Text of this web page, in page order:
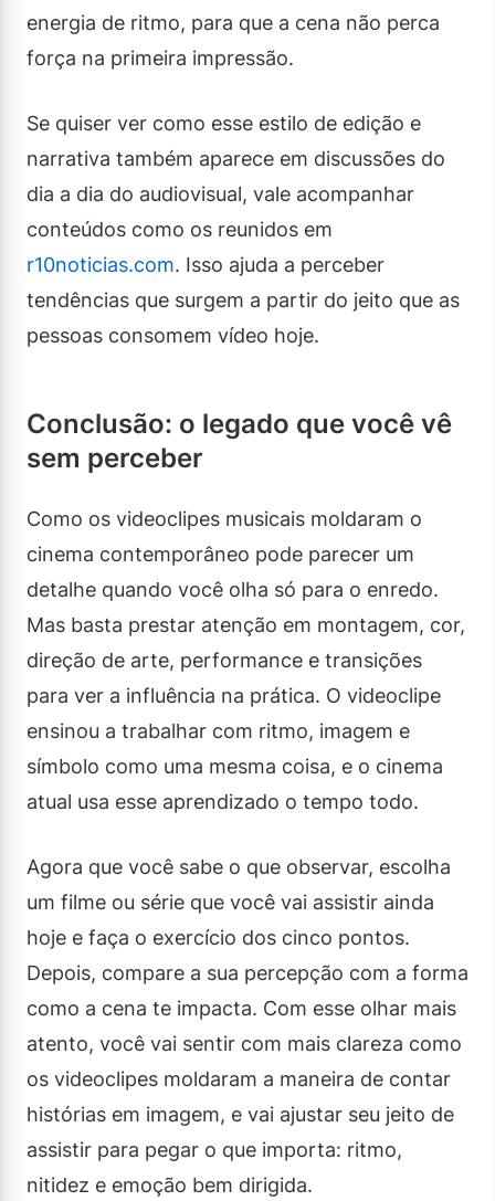
energia de ritmo, para que a cena não perca
força na primeira impressão.
Se quiser ver como esse estilo de edição e
narrativa também aparece em discussões do
dia a dia do audiovisual, vale acompanhar
conteúdos como os reunidos em
r10noticias.com. Isso ajuda a perceber
tendências que surgem a partir do jeito que as
pessoas consomem vídeo hoje.
Conclusão: o legado que você vê
sem perceber
Como os videoclipes musicais moldaram o
cinema contemporâneo pode parecer um
detalhe quando você olha só para o enredo.
Mas basta prestar atenção em montagem, cor,
direção de arte, performance e transições
para ver a influência na prática. O videoclipe
ensinou a trabalhar com ritmo, imagem e
símbolo como uma mesma coisa, e o cinema
atual usa esse aprendizado o tempo todo.
Agora que você sabe o que observar, escolha
um filme ou série que você vai assistir ainda
hoje e faça o exercício dos cinco pontos.
Depois, compare a sua percepção com a forma
como a cena te impacta. Com esse olhar mais
atento, você vai sentir com mais clareza como
os videoclipes moldaram a maneira de contar
histórias em imagem, e vai ajustar seu jeito de
assistir para pegar o que importa: ritmo,
nitidez e emoção bem dirigida.